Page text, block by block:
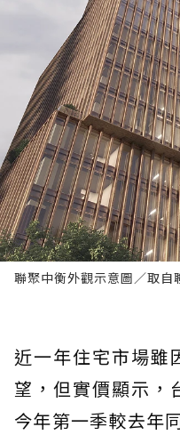
聯聚中衡外觀示意圖／取自
近一年住宅市場雖
望，但實價顯示，
今年第一季較去年